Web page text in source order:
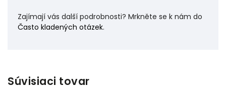
Zajímají vás další podrobnosti? Mrkněte se k nám do
Často kladených otázek.
Súvisiaci tovar